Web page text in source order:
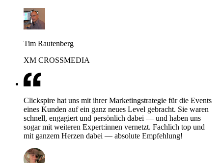
Tim Rautenberg
XM CROSSMEDIA
Clickspire hat uns mit ihrer Marketingstrategie für die Events
eines Kunden auf ein ganz neues Level gebracht. Sie waren
schnell, engagiert und persönlich dabei — und haben uns
sogar mit weiteren Expert:innen vernetzt. Fachlich top und
mit ganzem Herzen dabei — absolute Empfehlung!